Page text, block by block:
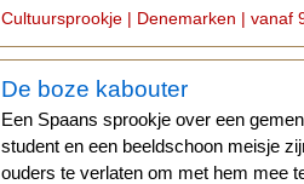
GESCHIEDENIS...
Cultuursprookje | Denemarken | vanaf
De boze kabouter
Een Spaans sprookje over een
student en een beeldschoon meisje
ouders te verlaten om met hem mee